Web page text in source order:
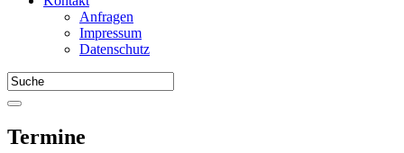
Anfragen
Impressum
Datenschutz
Termine